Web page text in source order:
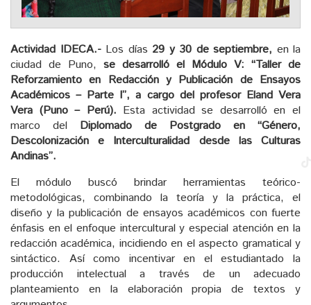
Actividad IDECA.-Los días 29 y 30 de septiembre, en la
ciudad de Puno, se desarrolló el Módulo V: “Taller de
Reforzamiento en Redacción y Publicación de Ensayos
Académicos – Parte I”, a cargo del profesor Eland Vera
Vera (Puno – Perú). Esta actividad se desarrolló en el
marco del Diplomado de Postgrado en “Género,
Descolonización e Interculturalidad desde las Culturas
Andinas”.
El módulo buscó brindar herramientas teórico-
metodológicas, combinando la teoría y la práctica, el
diseño y la publicación de ensayos académicos con fuerte
énfasis en el enfoque intercultural y especial atención en la
redacción académica, incidiendo en el aspecto gramatical y
sintáctico. Así como incentivar en el estudiantado la
producción intelectual a través de un adecuado
planteamiento en la elaboración propia de textos y